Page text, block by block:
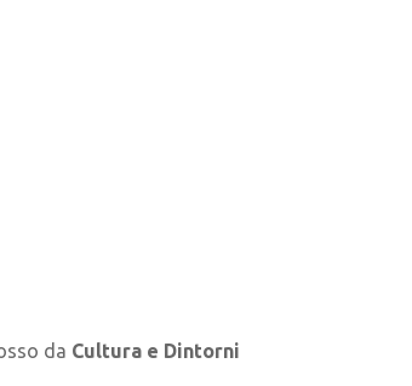
da Cultura e Dintorni